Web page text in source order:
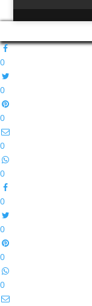
0
0
0
0
0
0
0
0
0